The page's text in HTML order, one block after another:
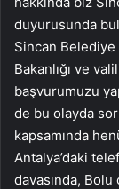
duyurusunda
Sincan Belediye
Bakanlığı ve
başvurumuzu
de bu olayda
kapsamında
Antalya’daki
davasında,